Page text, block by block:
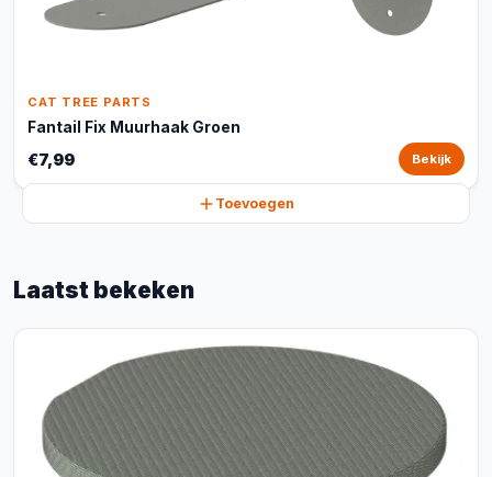
CAT TREE PARTS
Fantail Fix Muurhaak Groen
€7,99 Bekijk
Toevoegen
Laatst bekeken